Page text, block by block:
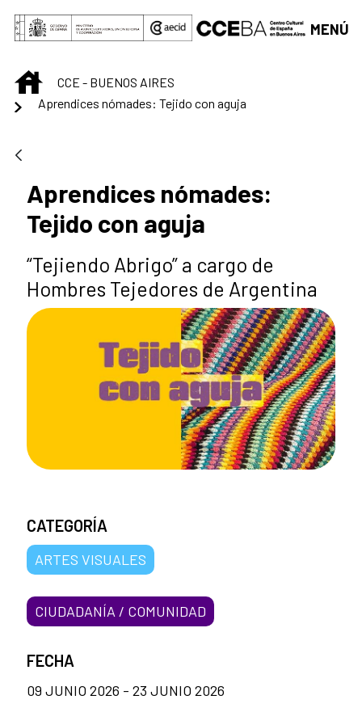
Saltar al contenido principal
MENÚ
INICIOCCE - BUENOS AIRES
Aprendices nómades: Tejido con aguja
Aprendices nómades:
Tejido con aguja
“Tejiendo Abrigo” a cargo de
Hombres Tejedores de Argentina
CATEGORÍA
ARTES VISUALES
CIUDADANÍA / COMUNIDAD
FECHA
09 JUNIO 2026 - 23 JUNIO 2026